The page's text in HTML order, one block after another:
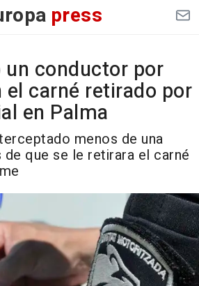
press
conductor por
carné retirado por
en Palma
menos de una
de que se le retirara el carné